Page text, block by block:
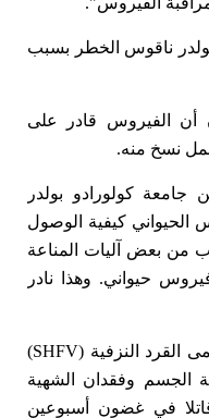
ناقوس الخطر بسبب
أن الفيروس قادر على
نسخ منه.
كولورادو بولدر
الحيواني كيفية الوصول
من بعض آليات المناعة
حيواني. وهذا نادر
في قرود المكاك، يسبب فيروس حمى القرد النزفية (SHFV)
الجسم وفقدان الشهية
في غضون أسبوعين